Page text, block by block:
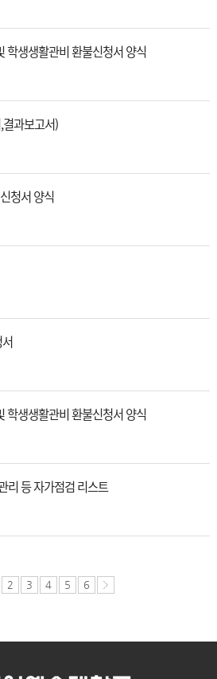
학생생활관비 환불신청서 양식
과보고서)
청서 양식
학생생활관비 환불신청서 양식
리 등 자가점검 리스트
2 3 4 5 6